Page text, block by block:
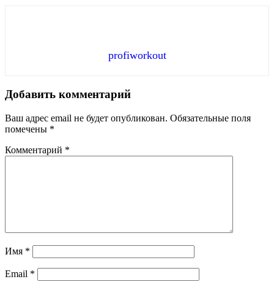
profiworkout
Добавить комментарий
Ваш адрес email не будет опубликован. Обязательные поля
помечены *
Комментарий *
Имя *
Email *